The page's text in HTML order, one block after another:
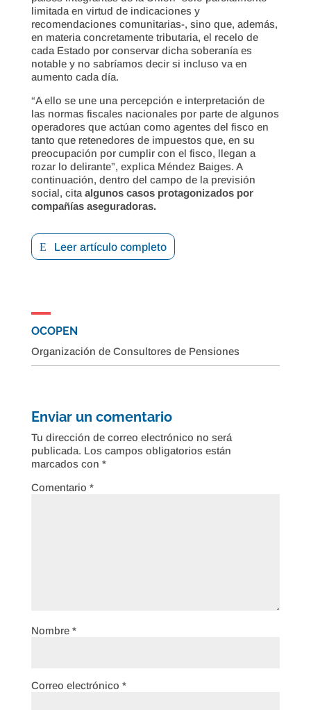
limitada en virtud de indicaciones y
recomendaciones comunitarias-, sino que, además,
en materia concretamente tributaria, el recelo de
cada Estado por conservar dicha soberanía es
notable y no sabríamos decir si incluso va en
aumento cada día.
“A ello se une una percepción e interpretación de
las normas fiscales nacionales por parte de algunos
operadores que actúan como agentes del fisco en
tanto que retenedores de impuestos que, en su
preocupación por cumplir con el fisco, llegan a
rozar lo delirante”, explica Méndez Baiges. A
continuación, dentro del campo de la previsión
social, cita algunos casos protagonizados por
compañías aseguradoras.
Leer artículo completo
OCOPEN
Organización de Consultores de Pensiones
Enviar un comentario
Tu dirección de correo electrónico no será
publicada. Los campos obligatorios están
marcados con *
Comentario *
Nombre *
Correo electrónico *